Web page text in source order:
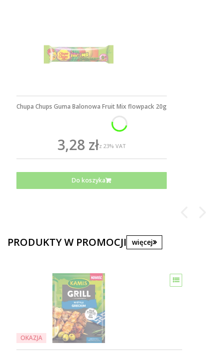
Chupa Chups Guma Balonowa Fruit Mix flowpack 20g
3,28 złz 23% VAT
Do koszyka
PRODUKTY W PROMOCJI więcej
OKAZJA